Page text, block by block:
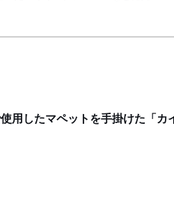
用したマペットを手掛けた「カ